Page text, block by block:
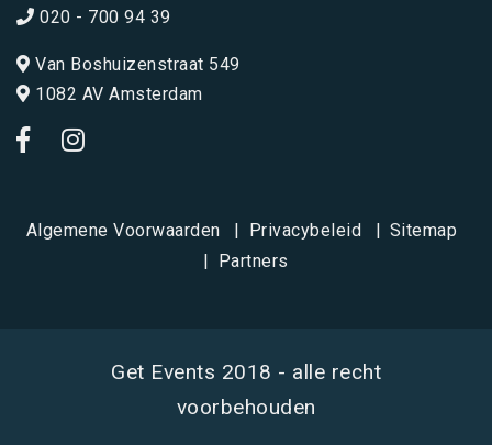
020 - 700 94 39
Van Boshuizenstraat 549
1082 AV Amsterdam
Algemene Voorwaarden Privacybeleid
Sitemap
Partners
Get Events 2018 - alle recht
voorbehouden